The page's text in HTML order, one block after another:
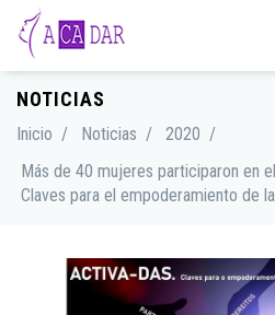
NOTICIAS
Inicio / Noticias / 2020 /
Más de 40 mujeres participaron en
Claves para el empoderamiento de